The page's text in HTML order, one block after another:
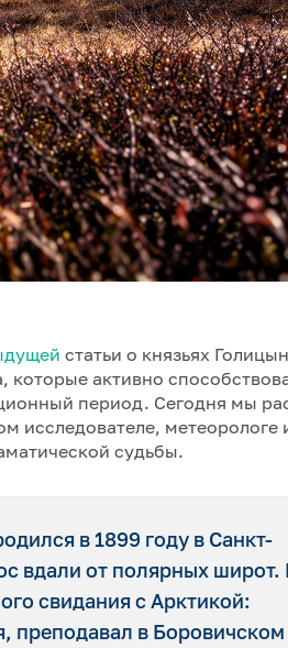
статьи о князьях
которые активно
период. Сегодня мы
исследователе, метеорологе
судьбы.
в 1899 году в Санкт-
вдали от полярных широт.
свидания с Арктикой:
преподавал в Боровичском